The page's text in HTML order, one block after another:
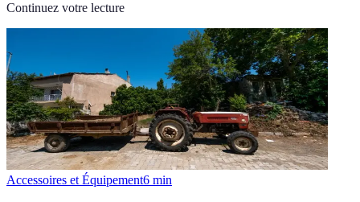
Continuez votre lecture
Accessoires et Équipement6 min